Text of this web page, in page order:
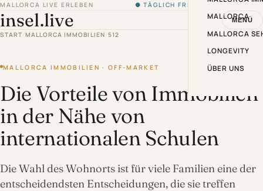
MALLORCA LIVE ERLEBEN ● TÄGLICH FRISCH VON DER INSEL
insel.live MENÜ
MALLORCA
MALLORCA
LONGEVITY
ÜBER UNS
START /MALLORCA IMMOBILIEN 512
MALLORCA IMMOBILIEN · OFF-MARKET
Die Vorteile von Immobilien
in der Nähe von
internationalen Schulen
Die Wahl des Wohnorts ist für viele Familien eine der
entscheidendsten Entscheidungen, die sie treffen